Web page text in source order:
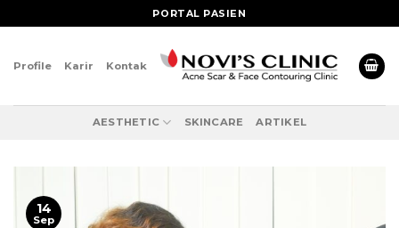
to
PORTAL PASIEN
Profile Karir Kontak
AESTHETIC SKINCARE ARTIKEL
14
Sep